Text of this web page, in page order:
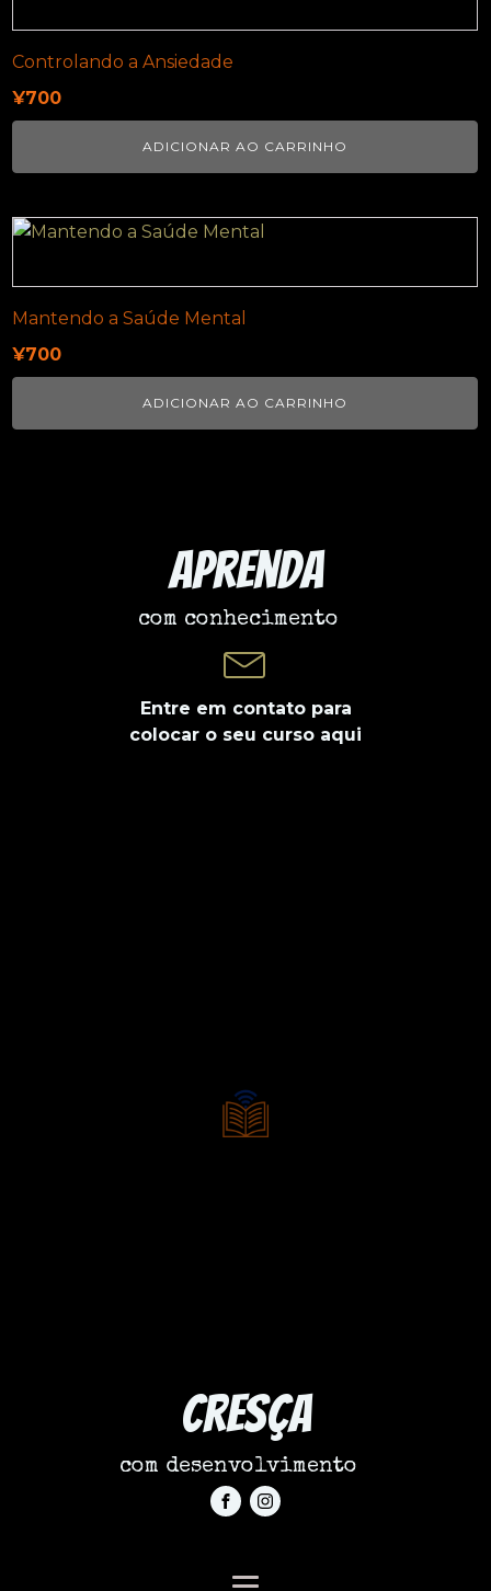
Controlando a Ansiedade
¥700
ADICIONAR AO CARRINHO
Mantendo a Saúde Mental
¥700
ADICIONAR AO CARRINHO
Aprenda
com conhecimento
Entre em contato para
colocar o seu curso aqui
Cresça
com desenvolvimento